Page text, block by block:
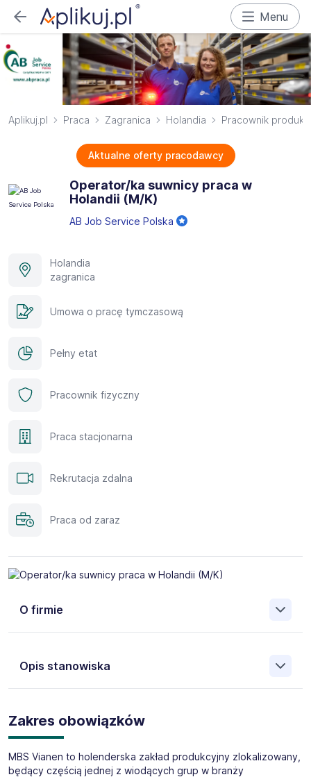
Menu
Aplikuj.pl Praca Zagranica Holandia Pracownik
Aktualne oferty pracodawcy
Operator/ka suwnicy praca w
Holandii (M/K)
AB Job Service Polska
Holandia
zagranica
Umowa o pracę tymczasową
Pełny etat
Pracownik fizyczny
Praca stacjonarna
Rekrutacja zdalna
Praca od zaraz
O firmie
doświadczeniem z oddziałami w Kielcach, Opolu, Lublinie,
Bydgoszczy i Reszowie rekrutującą na rynek holenderski.
agrarnego, produkcyjnego, logistycznego, technicznego i
transportowego.
Opis stanowiska
Operator/ka suwnicy praca w Holandii (M/K)
Godziny:możliwa ilość godzin 50h/tydz.
Stawka:€16,50 – 19,00 brutto/h
Zakres obowiązków
MBS Vianen to holenderska zakład produkcyjny zlokalizowany,
będący częścią jednej z wiodących grup w branży